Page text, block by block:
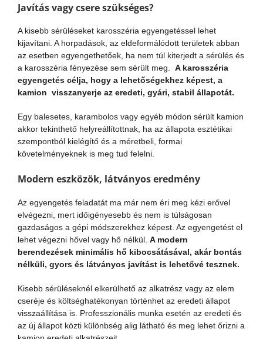
Javítás vagy csere szükséges?
A kisebb sérüléseket karosszéria egyengetéssel lehet
kijavítani. A horpadások, az eldeformálódott területek abban
az esetben egyengethetőek, ha nem túl kiterjedt a sérülés és
a karosszéria fényezése sem sérült meg. A karosszéria
egyengetés célja, hogy a lehetőségekhez képest, a
kamion visszanyerje az eredeti, gyári, stabil állapotát.
Egy balesetes, karambolos vagy egyéb módon sérült kamion
akkor tekinthető helyreállítottnak, ha az állapota esztétikai
szempontból kielégítő és a méretbeli, formai
követelményeknek is meg tud felelni.
Modern eszközök, látványos eredmény
Az egyengetés feladatát ma már nem éri meg kézi erővel
elvégezni, mert időigényesebb és nem is túlságosan
gazdaságos a gépi módszerekhez képest. Az egyengetést el
lehet végezni hővel vagy hő nélkül. A modern
berendezések minimális hő kibocsátásával, akár bontás
nélküli, gyors és látványos javítást is lehetővé tesznek.
Kisebb sérüléseknél elkerülhető az alkatrész vagy az elem
cseréje és költséghatékonyan történhet az eredeti állapot
visszaállítása is. Professzionális munka esetén az eredeti és
az új állapot közti különbség alig látható és meg lehet őrizni a